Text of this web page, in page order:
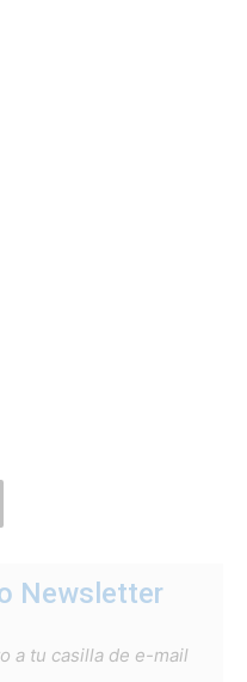
Newsletter
a tu casilla de e-mail